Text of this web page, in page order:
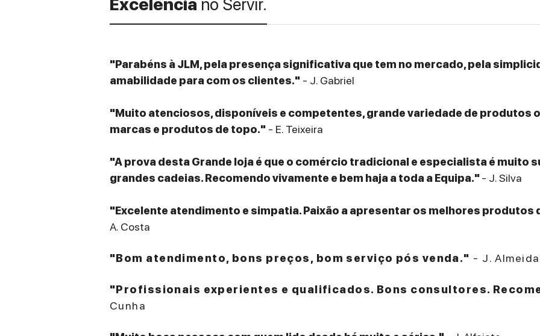
Excelência no Servir.
"Parabéns à JLM, pela presença significativa que tem no mercado, pela
amabilidade para com os clientes." - J. Gabriel
"Muito atenciosos, disponíveis e competentes, grande variedade de produtos
marcas e produtos de topo." - E. Teixeira
"A prova desta Grande loja é que o comércio tradicional e especialista é muito
grandes cadeias. Recomendo vivamente e bem haja a toda a Equipa."- J. Silva
"Excelente atendimento e simpatia. Paixão a apresentar os melhores produtos
A. Costa
"Bom atendimento, bons preços, bom serviço pós venda." - J. Almeida
"Profissionais experientes e qualificados. Bons consultores.
Cunha